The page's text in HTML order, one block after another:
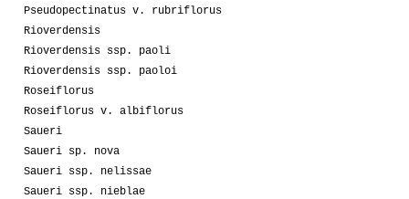
Pseudopectinatus v. rubriflorus
Rioverdensis
Rioverdensis ssp. paoli
Rioverdensis ssp. paoloi
Roseiflorus
Roseiflorus v. albiflorus
Saueri
Saueri sp. nova
Saueri ssp. nelissae
Saueri ssp. nieblae